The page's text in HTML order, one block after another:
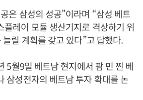
은 삼성의 성공”이라며 “삼성 베트
플레이 모듈 생산기지로 격상하기 위
릴 계획를 갖고 있다”고 답했다.
5월9일 베트남 현지에서 팜 민 찐 베
삼성전자의 베트남 투자 확대를 논